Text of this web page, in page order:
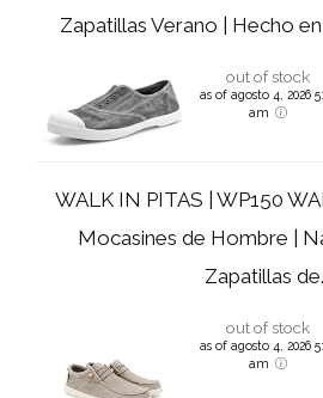
Zapatillas Verano | Hecho
out of stock
as of agosto 4, 2026
am
WALK IN PITAS | WP150
Mocasines de Hombre |
Zapatillas
out of stock
as of agosto 4, 2026
am